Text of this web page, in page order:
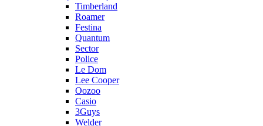
Timberland
Roamer
Festina
Quantum
Sector
Police
Le Dom
Lee Cooper
Oozoo
Casio
3Guys
Welder